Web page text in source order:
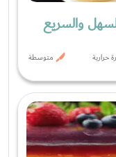
والسريع
متوسطة